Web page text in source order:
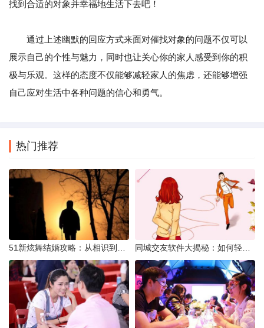
找到合适的对象并幸福地生活下去吧！
通过上述幽默的回应方式来面对催找对象的问题不仅可以
展示自己的个性与魅力，同时也让关心你的家人感受到你的积
极与乐观。这样的态度不仅能够减轻家人的焦虑，还能够增强
自己应对生活中各种问题的信心和勇气。
热门推荐